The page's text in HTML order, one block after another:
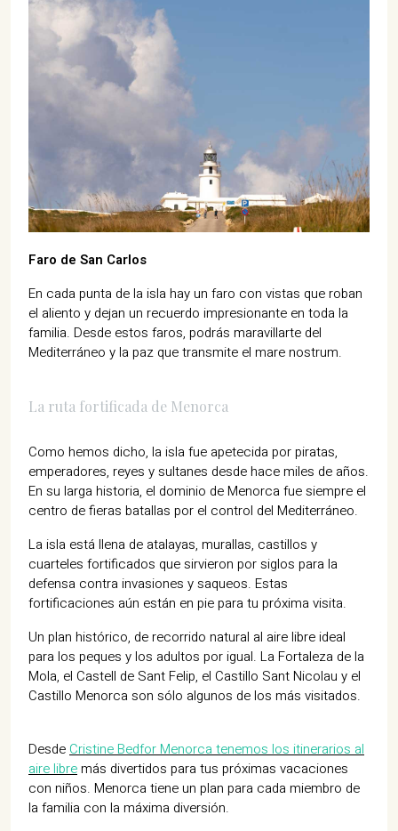
Faro de San Carlos
En cada punta de la isla hay un faro con vistas que roban
el aliento y dejan un recuerdo impresionante en toda la
familia. Desde estos faros, podrás maravillarte del
Mediterráneo y la paz que transmite el mare nostrum.
La ruta fortificada de Menorca
Como hemos dicho, la isla fue apetecida por piratas,
emperadores, reyes y sultanes desde hace miles de años.
En su larga historia, el dominio de Menorca fue siempre el
centro de fieras batallas por el control del Mediterráneo.
La isla está llena de atalayas, murallas, castillos y
cuarteles fortificados que sirvieron por siglos para la
defensa contra invasiones y saqueos. Estas
fortificaciones aún están en pie para tu próxima visita.
Un plan histórico, de recorrido natural al aire libre ideal
para los peques y los adultos por igual. La Fortaleza de la
Mola, el Castell de Sant Felip, el Castillo Sant Nicolau y el
Castillo Menorca son sólo algunos de los más visitados.
Desde Cristine Bedfor Menorca tenemos los itinerarios al
aire libremás divertidos para tus próximas vacaciones
con niños. Menorca tiene un plan para cada miembro de
la familia con la máxima diversión.